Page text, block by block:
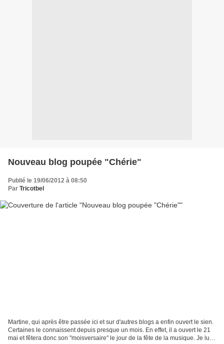
Nouveau blog poupée "Chérie"
Publié le 19/06/2012 à 08:50
Par Tricotbel
Martine, qui après être passée ici et sur d'autres blogs a enfin ouvert le sien.
Certaines le connaissent depuis presque un mois. En effet, il a ouvert le 21
mai et fêtera donc son "moisversaire" le jour de la fête de la musique. Je lui